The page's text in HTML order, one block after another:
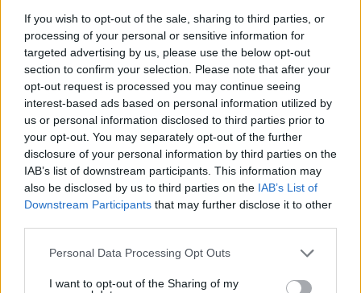
If you wish to opt-out of the sale, sharing to third parties, or
processing of your personal or sensitive information for
targeted advertising by us, please use the below opt-out
section to confirm your selection. Please note that after your
opt-out request is processed you may continue seeing
interest-based ads based on personal information utilized by
us or personal information disclosed to third parties prior to
your opt-out. You may separately opt-out of the further
disclosure of your personal information by third parties on the
IAB’s list of downstream participants. This information may
also be disclosed by us to third parties on the IAB’s List of
Downstream Participants that may further disclose it to other
Please note that this website/app uses one or more Google
not limited to your visit or usage behaviour. You may click to
Personal Data Processing Opt Outs
I want to opt-out of the Sharing of my
Πρωθυπουργού:
«Καλησπέρα σε όλους και καλημέρα, καλό
μεσημέρι και στην Νέα Υόρκη. Στο εκεί Γενικό
Προξενείο μας. Και χαίρομαι πραγματικά διότι
το αντικείμενο της σημερινής μας επικοινωνίας
είναι ακριβώς η ίδια η επικοινωνία. Γιατί γίνεται
μέσω βιντεοκλήσης και της νέας πλατφόρμας
«myConsulLive» . Είναι μια εφαρμογή που θα
συνδέει, πλέον, όλους τους Έλληνες του
τις ελληνικές αρχές της χώρας στην οποία
ζουν. Και από εκεί, βέβαια, να εξυπηρετούνται